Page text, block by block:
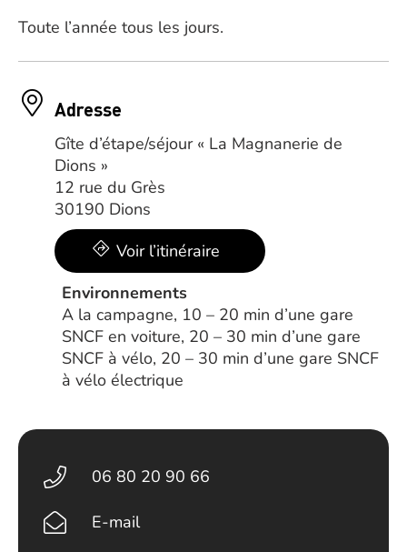
Toute l’année tous les jours.
Adresse
Gîte d’étape/séjour « La Magnanerie de
Dions »
12 rue du Grès
30190 Dions
Voir l’itinéraire
Environnements
A la campagne, 10 – 20 min d’une gare
SNCF en voiture, 20 – 30 min d’une gare
SNCF à vélo, 20 – 30 min d’une gare SNCF
à vélo électrique
06 80 20 90 66
E-mail